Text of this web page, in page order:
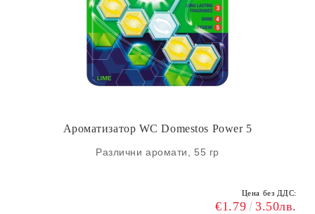
Ароматизатор WC Domestos Power 5
Различни аромати, 55 гр
Цена без ДДС:
€1.79 3.50лв.